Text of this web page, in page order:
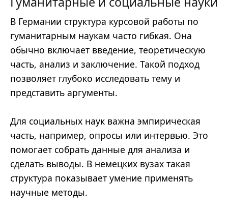
В Германии структура курсовой работы по
гуманитарным наукам часто гибкая. Она
обычно включает введение, теоретическую
часть, анализ и заключение. Такой подход
позволяет глубоко исследовать тему и
представить аргументы.
Для социальных наук важна эмпирическая
часть, например, опросы или интервью. Это
помогает собрать данные для анализа и
сделать выводы. В немецких вузах такая
структура показывает умение применять
научные методы.